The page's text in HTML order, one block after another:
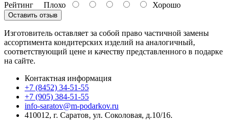
Рейтинг Плохо Хорошо
Оставить отзыв
Изготовитель оставляет за собой право частичной замены
ассортимента кондитерских изделий на аналогичный,
соответствующий цене и качеству представленного в подарке
на сайте.
Контактная информация
+7 (8452) 34-51-55
+7 (905) 384-51-55
info-saratov@m-podarkov.ru
410012, г. Саратов, ул. Соколовая, д.10/16.